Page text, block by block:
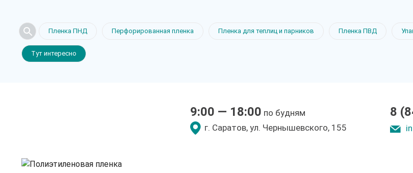
Пленка ПНД Перфорированная пленка Пленка для теплиц и парников Пленка ПВД
Тут интересно
9:00 — 18:00 по будням
г. Саратов, ул. Чepнышeвcкoгo, 155
8
Полиэтиленовая
в Саратове
только приятные цены